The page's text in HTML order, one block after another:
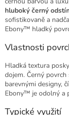
hluboký černý
sofistikovaně a
Ebony™ hladký
Vlastnosti
Hladká textura
dojem. Černý
barevnými designy,
Ebony™ je odolný a
Typické využití